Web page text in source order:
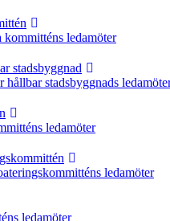
kommitténs ledamöter
stadsbyggnad
stadsbyggnads
ledamöter
ledamöter
ledamöter